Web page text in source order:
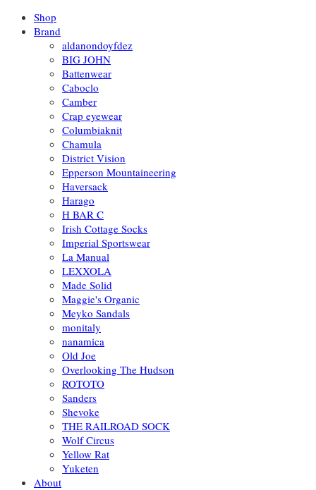
Shop
Brand
aldanondoyfdez
BIG JOHN
Battenwear
Caboclo
Camber
Crap eyewear
Columbiaknit
Chamula
District Vision
Epperson Mountaineering
Haversack
Harago
H BAR C
Irish Cottage Socks
Imperial Sportswear
La Manual
LEXXOLA
Made Solid
Maggie's Organic
Meyko Sandals
monitaly
nanamica
Old Joe
Overlooking The Hudson
ROTOTO
Sanders
Shevoke
THE RAILROAD SOCK
Wolf Circus
Yellow Rat
Yuketen
About